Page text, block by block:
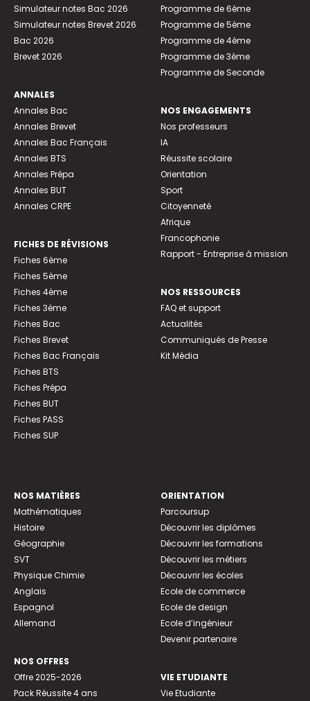
Simulateur notes Bac 2026
Simulateur notes Brevet 2026
Bac 2026
Brevet 2026
ANNALES
Annales Bac
Annales Brevet
Annales Bac Français
Annales BTS
Annales Prépa
Annales BUT
Annales CRPE
FICHES DE RÉVISIONS
Fiches 6ème
Fiches 5ème
Fiches 4ème
Fiches 3ème
Fiches Bac
Fiches Brevet
Fiches Bac Français
Fiches BTS
Fiches Prépa
Fiches BUT
Fiches PASS
Fiches SUP
Programme de 6ème
Programme de 5ème
Programme de 4ème
Programme de 3ème
Programme de Seconde
NOS ENGAGEMENTS
Nos professeurs
IA
Réussite scolaire
Orientation
Sport
Citoyenneté
Afrique
Francophonie
Rapport - Entreprise à mission
NOS RESSOURCES
FAQ et support
Actualités
Communiqués de Presse
Kit Média
NOS MATIÈRES
Mathématiques
Histoire
Géographie
SVT
Physique Chimie
Anglais
Espagnol
Allemand
NOS OFFRES
Offre 2025-2026
Pack Réussite 4 ans
ORIENTATION
Parcoursup
Découvrir les diplômes
Découvrir les formations
Découvrir les métiers
Découvrir les écoles
Ecole de commerce
Ecole de design
Ecole d’ingénieur
Devenir partenaire
VIE ETUDIANTE
Vie Etudiante